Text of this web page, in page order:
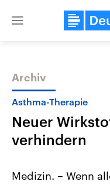
Close
Themen
Archiv
Asthma-Therapie
Neuer
verhindern
Medizin. – Wenn